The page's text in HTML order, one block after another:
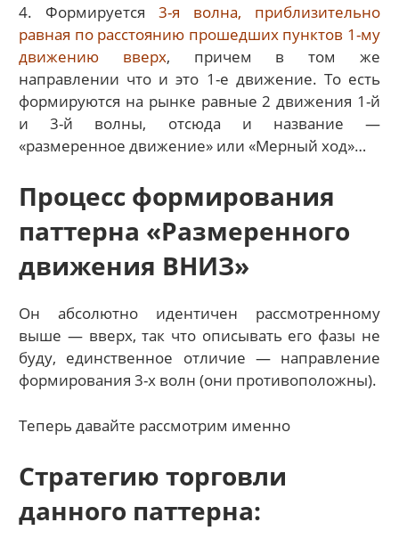
4. Формируется 3-я волна, приблизительно
равная по расстоянию прошедших пунктов 1-му
движению вверх, причем в том же
направлении что и это 1-е движение. То есть
формируются на рынке равные 2 движения 1-й
и 3-й волны, отсюда и название —
«размеренное движение» или «Мерный ход»…
Процесс формирования
паттерна «Размеренного
движения ВНИЗ»
Он абсолютно идентичен рассмотренному
выше — вверх, так что описывать его фазы не
буду, единственное отличие — направление
формирования 3-х волн (они противоположны).
Теперь давайте рассмотрим именно
Cтратегию торговли
данного паттерна: